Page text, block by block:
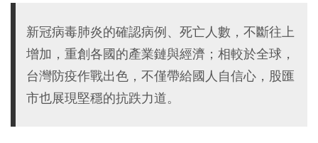
新冠病毒肺炎的確認病例、死亡人數，不斷往上
增加，重創各國的產業鏈與經濟；相較於全球，
台灣防疫作戰出色，不僅帶給國人自信心，股匯
市也展現堅穩的抗跌力道。